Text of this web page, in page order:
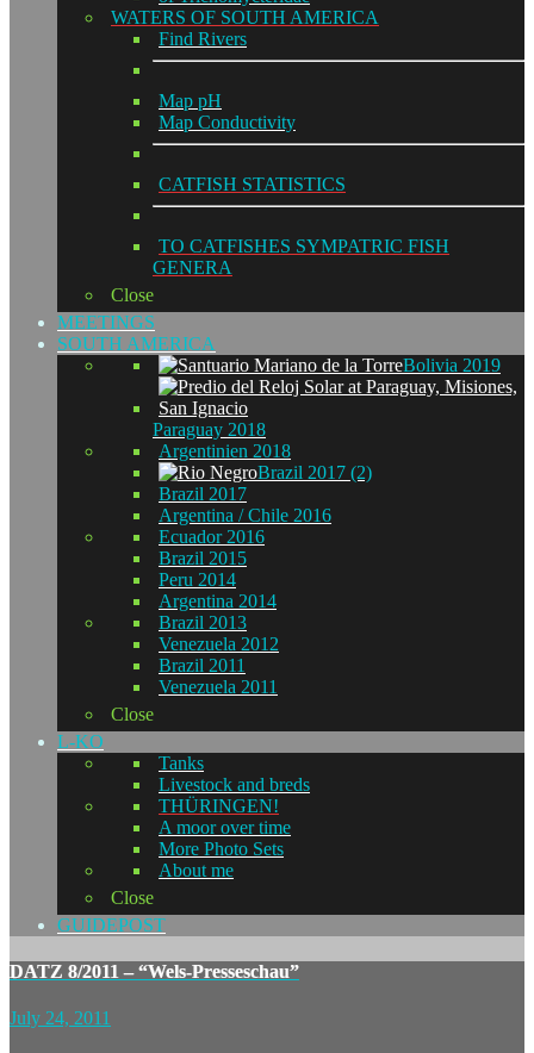
WATERS OF SOUTH AMERICA
Find Rivers
Map pH
Map Conductivity
CATFISH STATISTICS
TO CATFISHES SYMPATRIC FISH
GENERA
Close
MEETINGS
SOUTH AMERICA
Bolivia 2019
Paraguay 2018
Argentinien 2018
Brazil 2017 (2)
Brazil 2017
Argentina / Chile 2016
Ecuador 2016
Brazil 2015
Peru 2014
Argentina 2014
Brazil 2013
Venezuela 2012
Brazil 2011
Venezuela 2011
Close
L-KO
Tanks
Livestock and breds
THÜRINGEN!
A moor over time
More Photo Sets
About me
Close
GUIDEPOST
DATZ 8/2011 – “Wels-Presseschau”
July 24, 2011